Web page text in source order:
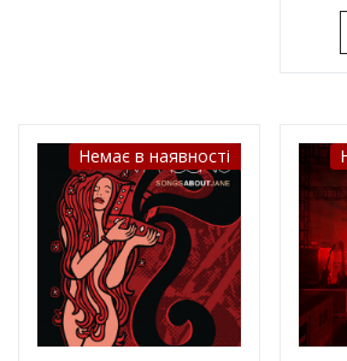
Немає в наявності